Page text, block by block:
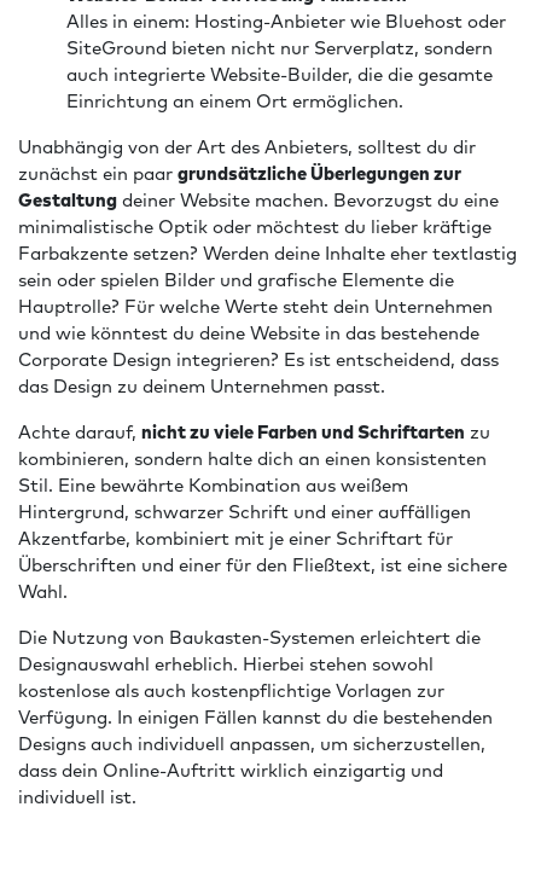
Alles in einem: Hosting-Anbieter wie Bluehost oder
SiteGround bieten nicht nur Serverplatz, sondern
auch integrierte Website-Builder, die die gesamte
Einrichtung an einem Ort ermöglichen.
Unabhängig von der Art des Anbieters, solltest du dir
zunächst ein paargrundsätzliche Überlegungen zur
Gestaltungdeiner Website machen. Bevorzugst du eine
minimalistische Optik oder möchtest du lieber kräftige
Farbakzente setzen? Werden deine Inhalte eher textlastig
sein oder spielen Bilder und grafische Elemente die
Hauptrolle? Für welche Werte steht dein Unternehmen
und wie könntest du deine Website in das bestehende
Corporate Design integrieren? Es ist entscheidend, dass
das Design zu deinem Unternehmen passt.
Achte darauf, nicht zu viele Farben und Schriftarten zu
kombinieren, sondern halte dich an einen konsistenten
Stil. Eine bewährte Kombination aus weißem
Hintergrund, schwarzer Schrift und einer auffälligen
Akzentfarbe, kombiniert mit je einer Schriftart für
Überschriften und einer für den Fließtext, ist eine sichere
Wahl.
Die Nutzung von Baukasten-Systemen erleichtert die
Designauswahl erheblich. Hierbei stehen sowohl
kostenlose als auch kostenpflichtige Vorlagen zur
Verfügung. In einigen Fällen kannst du die bestehenden
Designs auch individuell anpassen, um sicherzustellen,
dass dein Online-Auftritt wirklich einzigartig und
individuell ist.